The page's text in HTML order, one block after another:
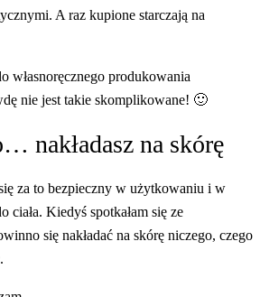
A raz kupione starczają na
własnoręcznego produkowania
nie jest takie skomplikowane! 🙂
nakładasz na skórę
za to bezpieczny w użytkowaniu i w
ciała. Kiedyś spotkałam się ze
się nakładać na skórę niczego, czego